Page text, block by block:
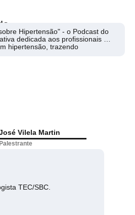
Hipertensão" - o Podcast do
dedicada aos profissionais de
hipertensão, trazendo
desafios e avanços no cuidado
Vilela Martin
TEC/SBC.